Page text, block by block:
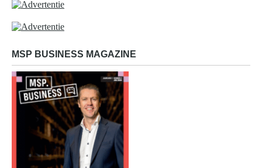
MSP BUSINESS MAGAZINE